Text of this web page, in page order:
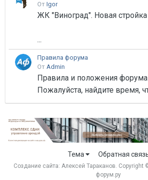
От Igor
ЖК "Виноград". Новая стройка
...
Правила форума
От Admin
Правила и положения форума
Пожалуйста, найдите время,
Тема Обратная
Создание сайта: Алексей Тараканов. Copyright
форум.ру